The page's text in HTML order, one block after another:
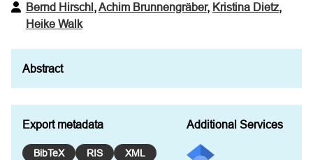
Bernd Hirschl,Achim Brunnengräber, Kristina Dietz,
Heike Walk
Export metadata
BibTeX RIS XML
Additional Services